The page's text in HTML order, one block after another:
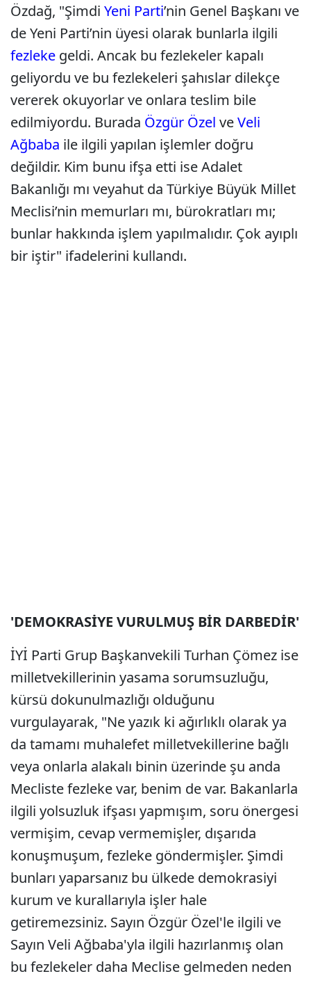
Özdağ, "Şimdi Yeni Parti’nin Genel Başkanı ve
de Yeni Parti’nin üyesi olarak bunlarla ilgili
fezleke geldi. Ancak bu fezlekeler kapalı
geliyordu ve bu fezlekeleri şahıslar dilekçe
vererek okuyorlar ve onlara teslim bile
edilmiyordu. Burada Özgür Özel veVeli
Ağbaba ile ilgili yapılan işlemler doğru
değildir. Kim bunu ifşa etti ise Adalet
Bakanlığı mı veyahut da Türkiye Büyük Millet
Meclisi’nin memurları mı, bürokratları mı;
bunlar hakkında işlem yapılmalıdır. Çok ayıplı
bir iştir" ifadelerini kullandı.
'DEMOKRASİYE VURULMUŞ BİR DARBEDİR'
İYİ Parti Grup Başkanvekili Turhan Çömez ise
milletvekillerinin yasama sorumsuzluğu,
kürsü dokunulmazlığı olduğunu
vurgulayarak, "Ne yazık ki ağırlıklı olarak ya
da tamamı muhalefet milletvekillerine bağlı
veya onlarla alakalı binin üzerinde şu anda
Mecliste fezleke var, benim de var. Bakanlarla
ilgili yolsuzluk ifşası yapmışım, soru önergesi
vermişim, cevap vermemişler, dışarıda
konuşmuşum, fezleke göndermişler. Şimdi
bunları yaparsanız bu ülkede demokrasiyi
kurum ve kurallarıyla işler hale
getiremezsiniz. Sayın Özgür Özel'le ilgili ve
Sayın Veli Ağbaba'yla ilgili hazırlanmış olan
bu fezlekeler daha Meclise gelmeden neden